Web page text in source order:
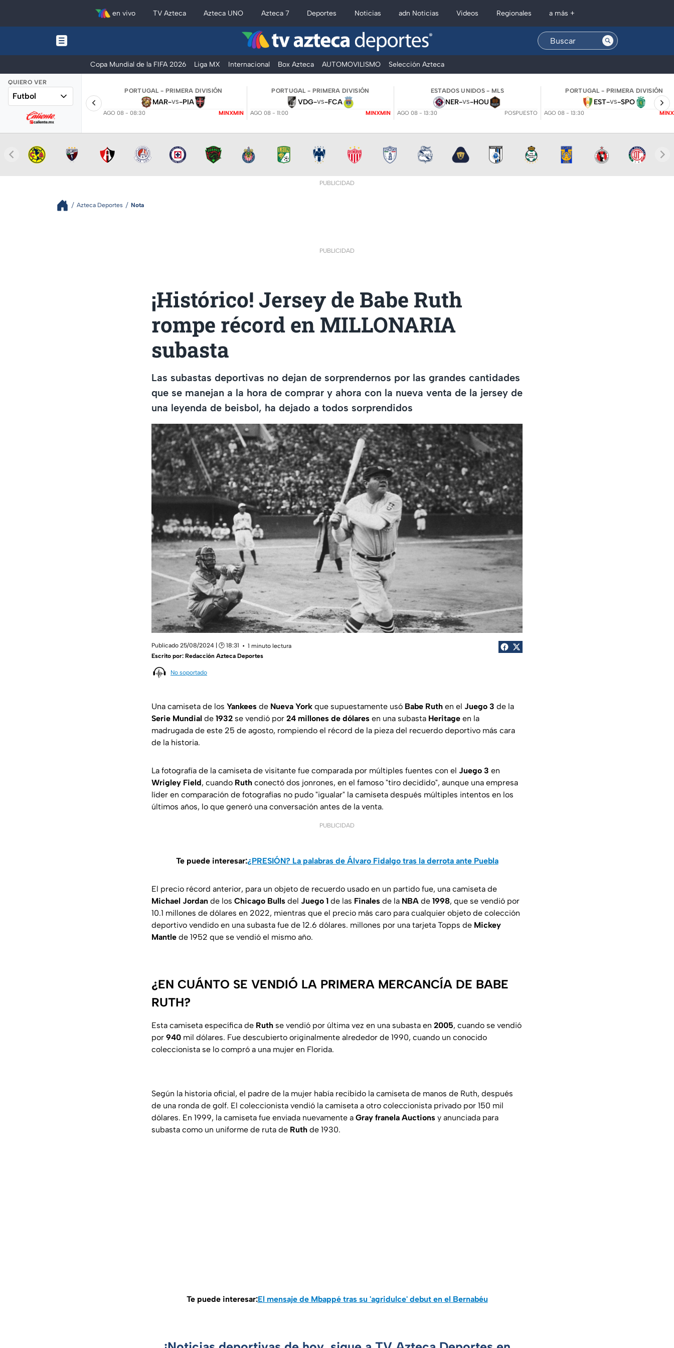
en vivo TV Azteca Azteca UNO Azteca 7 Deportes Noticias adn Noticias Videos Regionales a más +
Copa Mundial de la FIFA 2026 Liga MX Internacional Box Azteca AUTOMOVILISMO Selección Azteca
QUIERO VER
Futbol
PORTUGAL - PRIMERA DIVISIÓN
MAR-VS-PIA
AGO 08 - 08:30 MINXMIN
PORTUGAL - PRIMERA DIVISIÓN
VDG-VS-FCA
AGO 08 - 11:00 MINXMIN
ESTADOS UNIDOS - MLS
NER-VS-HOU
AGO 08 - 13:30 POSPUESTO
PORTUGAL - PRIMERA DIVISIÓN
EST-VS-SPO
AGO 08 - 13:30
PUBLICIDAD
Azteca Deportes Nota
PUBLICIDAD
¡Histórico! Jersey de Babe Ruth
rompe récord en MILLONARIA
subasta
Las subastas deportivas no dejan de sorprendernos por las grandes cantidades
que se manejan a la hora de comprar y ahora con la nueva venta de la jersey de
una leyenda de beisbol, ha dejado a todos sorprendidos
Publicado 25/08/2024 | 🕑 18:31
1 minuto lectura
Escrito por: Redacción Azteca Deportes
No soportado
Una camiseta de los Yankees de Nueva York que supuestamente usó Babe Ruth en el Juego 3 de la
Serie Mundial de 1932 se vendió por 24 millones de dólares en una subasta Heritage en la
madrugada de este 25 de agosto, rompiendo el récord de la pieza del recuerdo deportivo más cara
de la historia.
La fotografía de la camiseta de visitante fue comparada por múltiples fuentes con el Juego 3 en
Wrigley Field, cuando Ruth conectó dos jonrones, en el famoso "tiro decidido", aunque una empresa
líder en comparación de fotografías no pudo "igualar" la camiseta después múltiples intentos en los
últimos años, lo que generó una conversación antes de la venta.
PUBLICIDAD
Te puede interesar:¿PRESIÓN? La palabras de Álvaro Fidalgo tras la derrota ante Puebla
El precio récord anterior, para un objeto de recuerdo usado en un partido fue, una camiseta de
Michael Jordan de los Chicago Bulls del Juego 1 de las Finales de la NBA de 1998, que se vendió por
10.1 millones de dólares en 2022, mientras que el precio más caro para cualquier objeto de colección
deportivo vendido en una subasta fue de 12.6 dólares. millones por una tarjeta Topps de Mickey
Mantle de 1952 que se vendió el mismo año.
¿EN CUÁNTO SE VENDIÓ LA PRIMERA MERCANCÍA DE BABE
RUTH?
Esta camiseta específica de Ruth se vendió por última vez en una subasta en 2005, cuando se vendió
por 940 mil dólares. Fue descubierto originalmente alrededor de 1990, cuando un conocido
coleccionista se lo compró a una mujer en Florida.
Según la historia oficial, el padre de la mujer había recibido la camiseta de manos de Ruth, después
de una ronda de golf. El coleccionista vendió la camiseta a otro coleccionista privado por 150 mil
dólares. En 1999, la camiseta fue enviada nuevamente a Gray franela Auctions y anunciada para
subasta como un uniforme de ruta de Ruth de 1930.
Te puede interesar:El mensaje de Mbappé tras su 'agridulce' debut en el Bernabéu